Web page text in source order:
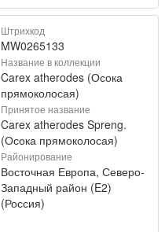
Штрихкод
MW0265133
Название в коллекции
Carex atherodes (Осока
прямоколосая)
Принятое название
Carex atherodes Spreng.
(Осока прямоколосая)
Районирование
Восточная Европа, Северо-
Западный район (E2)
(Россия)